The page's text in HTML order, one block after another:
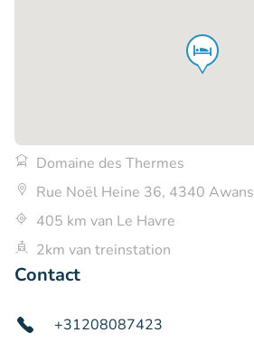
Domaine des Thermes
Rue Noël Heine 36, 4340 Awans
405 km van Le Havre
2km van treinstation
Contact
+31208087423